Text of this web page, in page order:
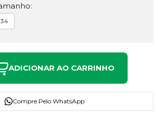
34
ADICIONAR AO CARRINHO
Compre Pelo WhatsApp